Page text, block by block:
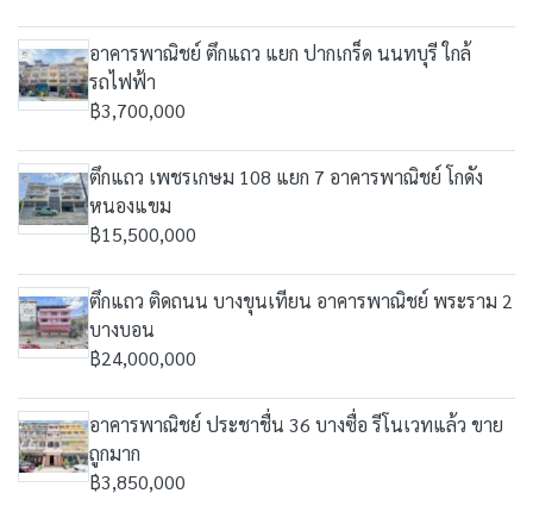
อาคารพาณิชย์ ตึกแถว แยก ปากเกร็ด นนทบุรี ใกล้
รถไฟฟ้า
฿3,700,000
ตึกแถว เพชรเกษม 108 แยก 7 อาคารพาณิชย์ โกดัง
หนองแขม
฿15,500,000
ตึกแถว ติดถนน บางขุนเทียน อาคารพาณิชย์ พระราม 2
บางบอน
฿24,000,000
อาคารพาณิชย์ ประชาชื่น 36 บางซื่อ รีโนเวทแล้ว ขาย
ถูกมาก
฿3,850,000